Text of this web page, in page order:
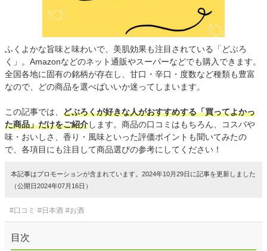
ふくよかな旨味と味わいで、美肌効果も注目されている「どぶろ
く」。Amazonなどのネット通販やスーパーなどでも購入できます。
全国各地に固有の銘柄が存在し、甘口・辛口・度数など種類も豊富
なので、どの商品を選べばいいか迷ってしまいます。
この記事では、 どぶろくが好きな人がおすすめする「買ってよかっ
た商品」だけをご紹介します。商品の口コミはもちろん、コスパや
味・おいしさ、香り・風味といった評価ポイントも聞いてみたの
で、各項目にも注目して商品選びの参考にしてください！
本記事はプロモーションが含まれています。2024年10月29日に記事を更新しました
（公開日2024年07月16日）
#口コミ #日本酒 #お酒
目次